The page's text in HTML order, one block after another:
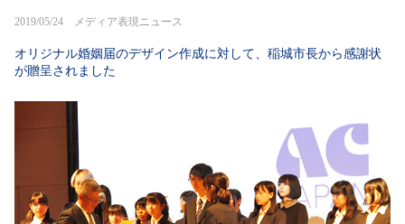
2019/05/24 メディア表現ニュース
オリジナル婚姻届のデザイン作成に対して、稲城市長から感謝状
が贈呈されました